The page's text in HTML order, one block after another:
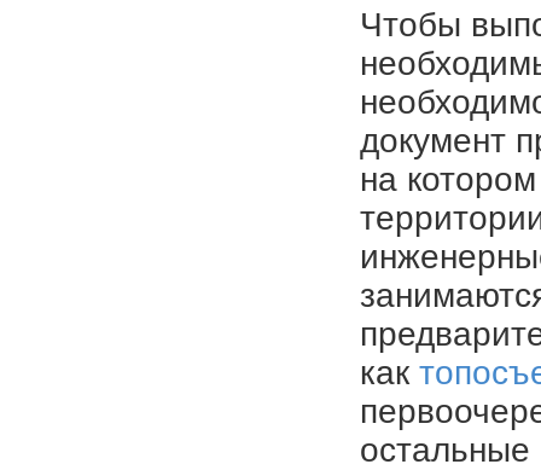
Чтобы
документ
на
как
остальные